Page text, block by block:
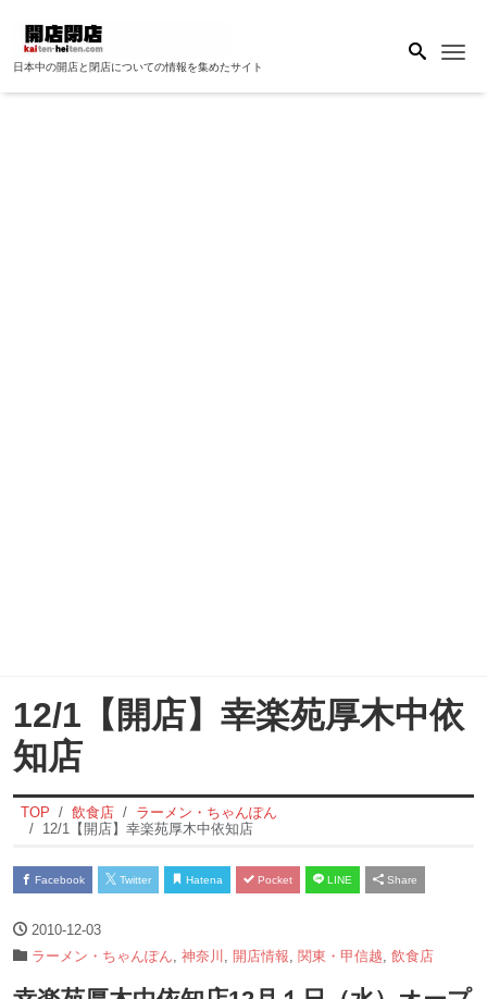
日本中の開店と閉店についての情報を集めたサイト
12/1【開店】幸楽苑厚木中依
知店
TOP 飲食店
ラーメン・ちゃんぽん
12/1【開店】幸楽苑厚木中依知店
Facebook Twitter Hatena Pocket LINE Share
2010-12-03
ラーメン・ちゃんぽん 神奈川 開店情報 関東・甲信越 飲食店